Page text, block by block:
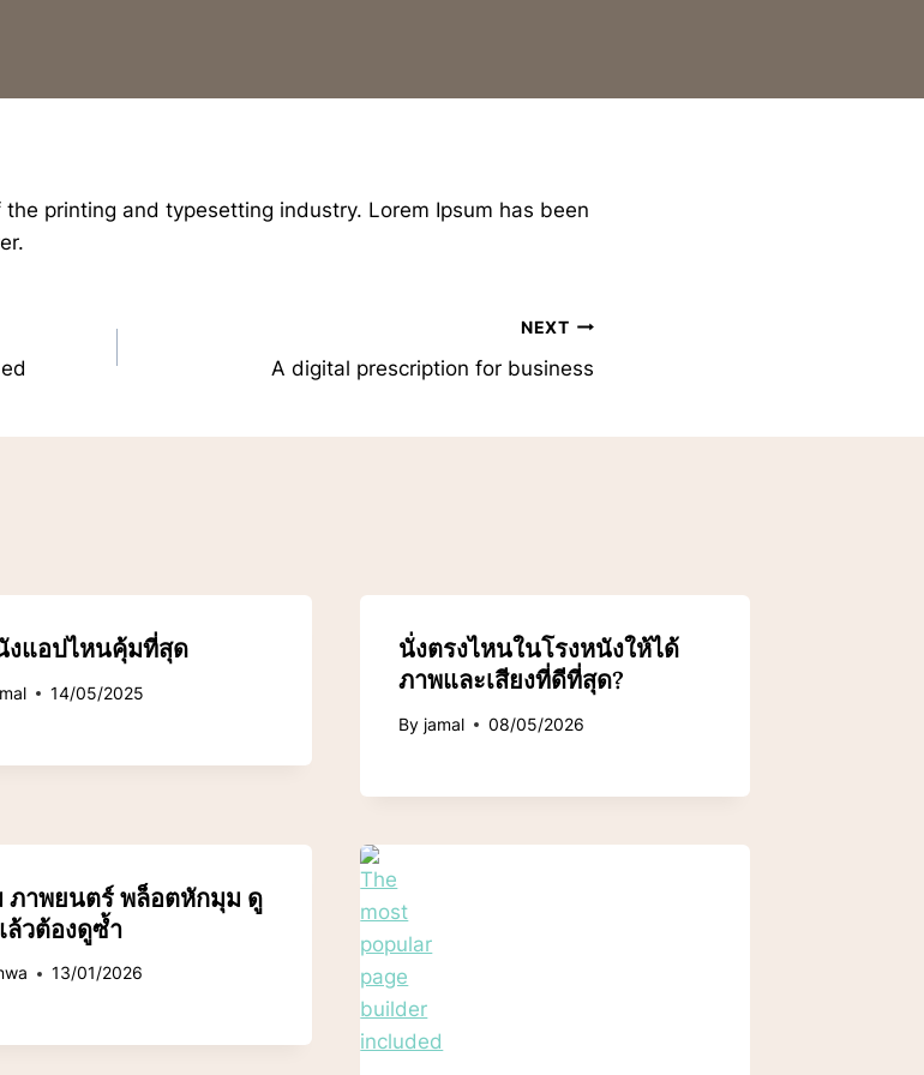
printing and typesetting industry. Lorem Ipsum has been
NEXT
A digital prescription for business
งแอปไหนคุ้มที่สุด
14/05/2025
นั่งตรงไหนในโรงหนังให้ได้
ภาพและเสียงที่ดีที่สุด?
By jamal 08/05/2026
ภาพยนตร์ พล็อตหักมุม ดู
ล้วต้องดูซ้ำ
13/01/2026